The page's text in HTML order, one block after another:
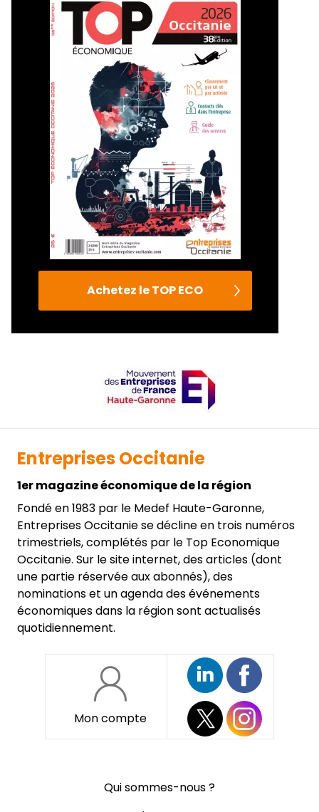
Achetez le TOP ECO
Entreprises Occitanie
1er magazine économique de la région
Fondé en 1983 par le Medef Haute-Garonne,
Entreprises Occitanie se décline en trois numéros
trimestriels, complétés par le Top Economique
Occitanie. Sur le site internet, des articles (dont
une partie réservée aux abonnés), des
nominations et un agenda des événements
économiques dans la région sont actualisés
quotidiennement.
Mon compte
Qui sommes-nous ?